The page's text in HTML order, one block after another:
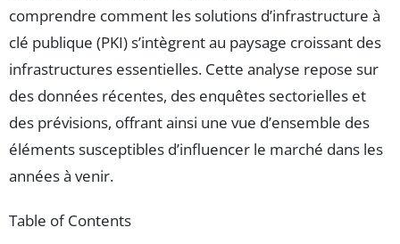
comprendre comment les solutions d’infrastructure à
clé publique (PKI) s’intègrent au paysage croissant des
infrastructures essentielles. Cette analyse repose sur
des données récentes, des enquêtes sectorielles et
des prévisions, offrant ainsi une vue d’ensemble des
éléments susceptibles d’influencer le marché dans les
années à venir.
Table of Contents